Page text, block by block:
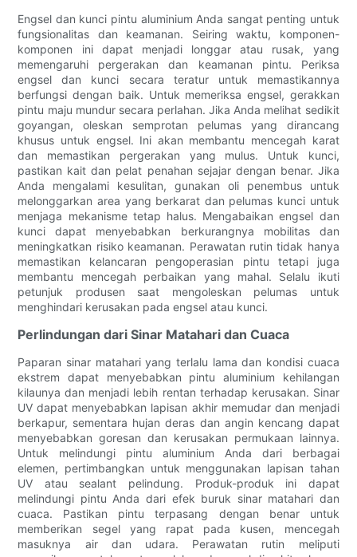
Engsel dan kunci pintu aluminium Anda sangat penting untuk
fungsionalitas dan keamanan. Seiring waktu, komponen-
komponen ini dapat menjadi longgar atau rusak, yang
memengaruhi pergerakan dan keamanan pintu. Periksa
engsel dan kunci secara teratur untuk memastikannya
berfungsi dengan baik. Untuk memeriksa engsel, gerakkan
pintu maju mundur secara perlahan. Jika Anda melihat sedikit
goyangan, oleskan semprotan pelumas yang dirancang
khusus untuk engsel. Ini akan membantu mencegah karat
dan memastikan pergerakan yang mulus. Untuk kunci,
pastikan kait dan pelat penahan sejajar dengan benar. Jika
Anda mengalami kesulitan, gunakan oli penembus untuk
melonggarkan area yang berkarat dan pelumas kunci untuk
menjaga mekanisme tetap halus. Mengabaikan engsel dan
kunci dapat menyebabkan berkurangnya mobilitas dan
meningkatkan risiko keamanan. Perawatan rutin tidak hanya
memastikan kelancaran pengoperasian pintu tetapi juga
membantu mencegah perbaikan yang mahal. Selalu ikuti
petunjuk produsen saat mengoleskan pelumas untuk
menghindari kerusakan pada engsel atau kunci.
Perlindungan dari Sinar Matahari dan Cuaca
Paparan sinar matahari yang terlalu lama dan kondisi cuaca
ekstrem dapat menyebabkan pintu aluminium kehilangan
kilaunya dan menjadi lebih rentan terhadap kerusakan. Sinar
UV dapat menyebabkan lapisan akhir memudar dan menjadi
berkapur, sementara hujan deras dan angin kencang dapat
menyebabkan goresan dan kerusakan permukaan lainnya.
Untuk melindungi pintu aluminium Anda dari berbagai
elemen, pertimbangkan untuk menggunakan lapisan tahan
UV atau sealant pelindung. Produk-produk ini dapat
melindungi pintu Anda dari efek buruk sinar matahari dan
cuaca. Pastikan pintu terpasang dengan benar untuk
memberikan segel yang rapat pada kusen, mencegah
masuknya air dan udara. Perawatan rutin meliputi